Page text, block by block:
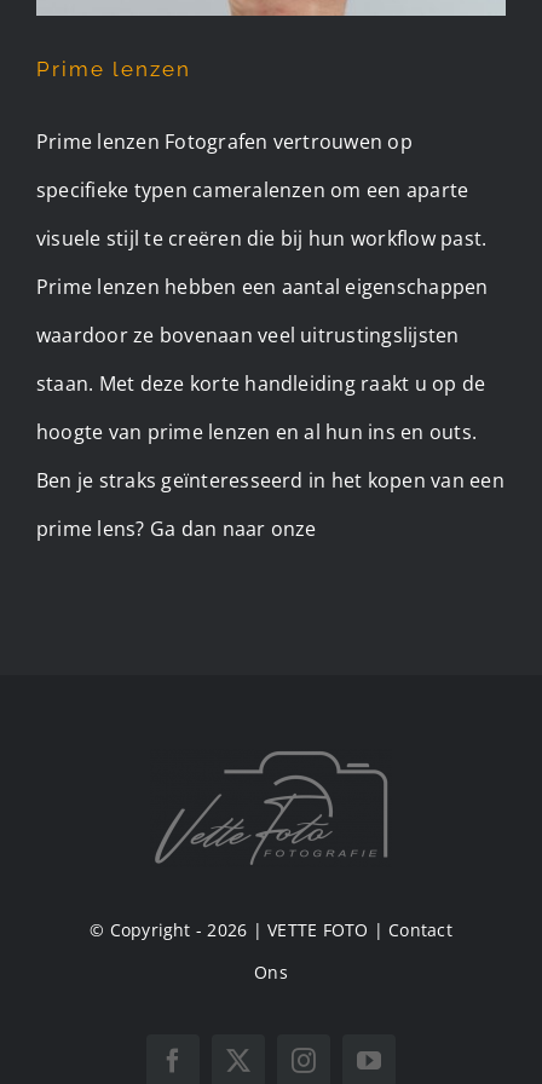
Prime lenzen
Prime lenzen Fotografen vertrouwen op
specifieke typen cameralenzen om een aparte
visuele stijl te creëren die bij hun workflow past.
Prime lenzen hebben een aantal eigenschappen
waardoor ze bovenaan veel uitrustingslijsten
staan. Met deze korte handleiding raakt u op de
hoogte van prime lenzen en al hun ins en outs.
Ben je straks geïnteresseerd in het kopen van een
prime lens? Ga dan naar onze
© Copyright - 2026 |VETTE FOTO | Contact
Ons